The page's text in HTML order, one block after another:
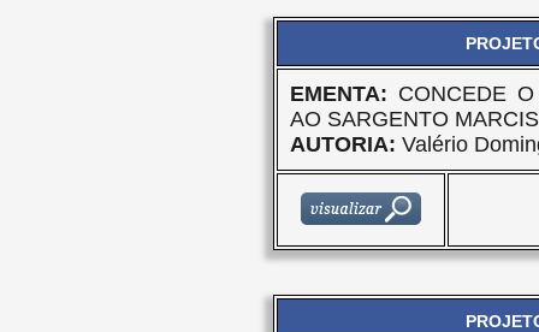
EMENTA: CONCEDE
AO SARGENTO
AUTORIA: Valério